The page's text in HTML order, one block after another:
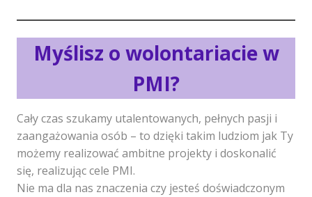
Myślisz o wolontariacie w
PMI?
Cały czas szukamy utalentowanych, pełnych pasji i
zaangażowania osób – to dzięki takim ludziom jak Ty
możemy realizować ambitne projekty i doskonalić
się, realizując cele PMI.
Nie ma dla nas znaczenia czy jesteś doświadczonym